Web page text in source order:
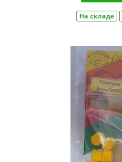
На складе